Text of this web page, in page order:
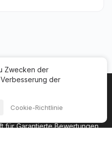
für Garantierte Bewertungen.
Zwecken der
der
Cookie-Richtlinie